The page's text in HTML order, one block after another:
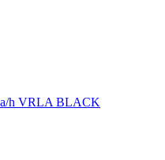
h VRLA BLACK